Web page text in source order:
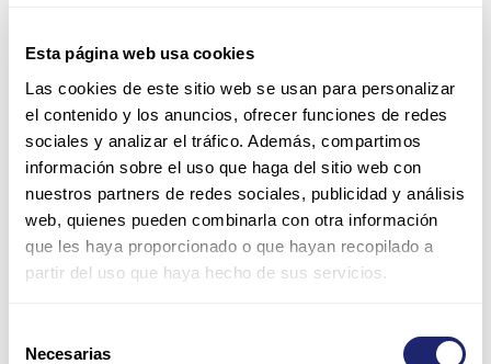
Esta página web usa cookies
Las cookies de este sitio web se usan para personalizar
el contenido y los anuncios, ofrecer funciones de redes
sociales y analizar el tráfico. Además, compartimos
información sobre el uso que haga del sitio web con
nuestros partners de redes sociales, publicidad y análisis
web, quienes pueden combinarla con otra información
que les haya proporcionado o que hayan recopilado a
partir del uso que haya hecho de sus servicios.
Necesarias
Name*